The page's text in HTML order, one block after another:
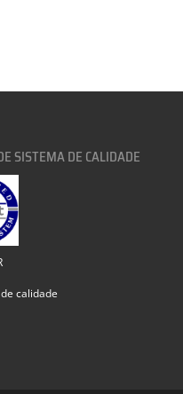
SISTEMA DE CALIDADE
calidade